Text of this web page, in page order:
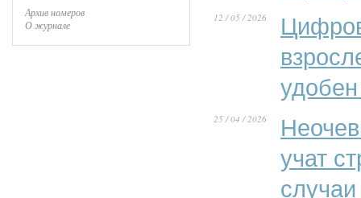
Архив номеров
О журнале
12 / 05 / 2026
25 / 04 / 2026
учат
случаи